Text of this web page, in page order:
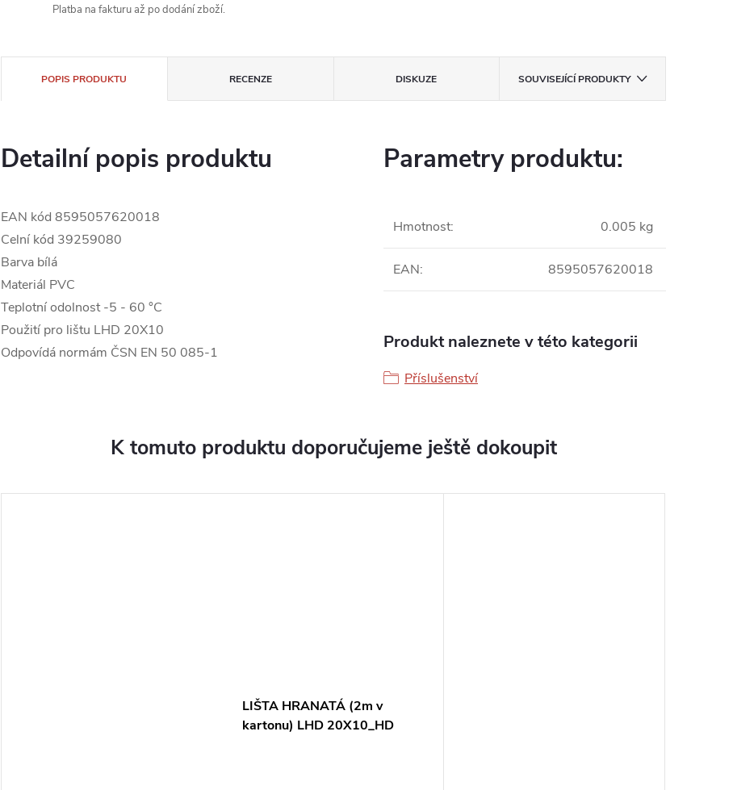
Platba na fakturu až po dodání zboží.
POPIS PRODUKTU RECENZE DISKUZE SOUVISEJÍCÍ PRODUKTY
Detailní popis produktu
EAN kód 8595057620018
Celní kód 39259080
Barva bílá
Materiál PVC
Teplotní odolnost -5 - 60 °C
Použití pro lištu LHD 20X10
Odpovídá normám ČSN EN 50 085-1
Parametry produktu:
Hmotnost: 0.005 kg
EAN: 8595057620018
Produkt naleznete v této kategorii
Příslušenství
K tomuto produktu doporučujeme ještě dokoupit
LIŠTA HRANATÁ (2m v
kartonu) LHD 20X10_HD